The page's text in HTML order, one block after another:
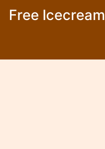
Free Icecream